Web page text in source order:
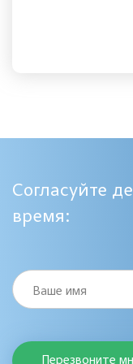
Согласуйте
время:
Ваше имя